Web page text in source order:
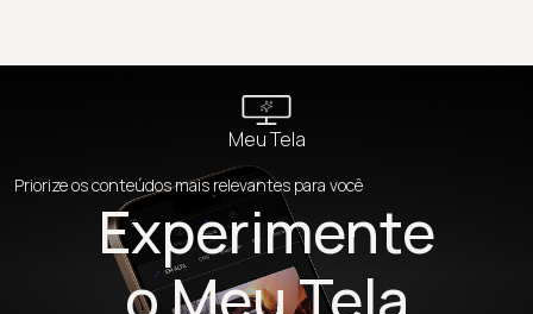
Meu Tela
Priorize os conteúdos mais relevantes para você
Experimente